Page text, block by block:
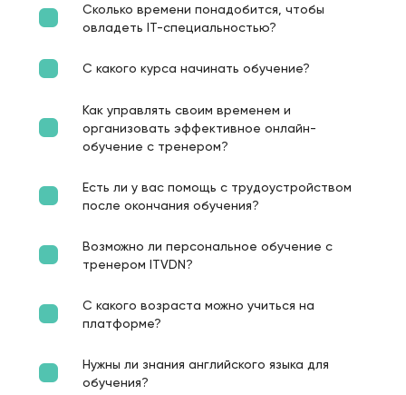
Сколько времени понадобится, чтобы
овладеть IT-специальностью?
С какого курса начинать обучение?
Как управлять своим временем и
организовать эффективное онлайн-
обучение с тренером?
Есть ли у вас помощь с трудоустройством
после окончания обучения?
Возможно ли персональное обучение с
тренером ITVDN?
С какого возраста можно учиться на
платформе?
Нужны ли знания английского языка для
обучения?